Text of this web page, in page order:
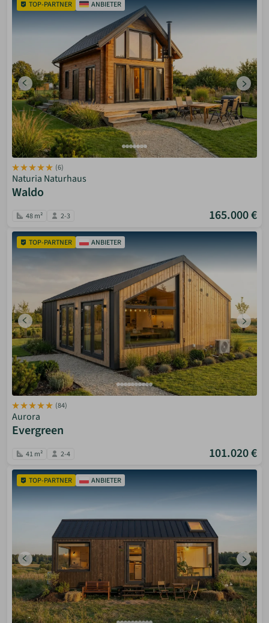
TOP-PARTNER ANBIETER
(6)
Naturia Naturhaus
Waldo
48 m² 2-3 165.000 €
TOP-PARTNER ANBIETER
(84)
Aurora
Evergreen
41 m² 2-4 101.020 €
TOP-PARTNER ANBIETER